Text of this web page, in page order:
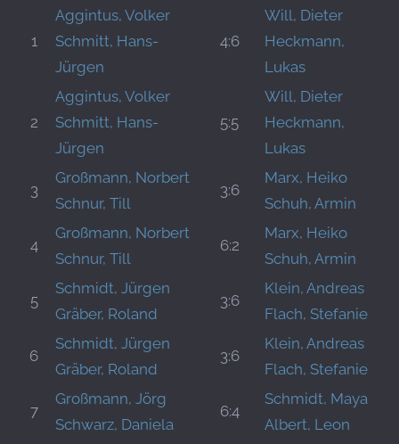
1
Aggintus, Volker
Schmitt, Hans-
Jürgen
4:6
Will, Dieter
Heckmann,
Lukas
2
Aggintus, Volker
Schmitt, Hans-
Jürgen
5:5
Will, Dieter
Heckmann,
Lukas
3
Großmann, Norbert
Schnur, Till
3:6
Marx, Heiko
Schuh, Armin
4
Großmann, Norbert
Schnur, Till
6:2
Marx, Heiko
Schuh, Armin
5
Schmidt, Jürgen
Gräber, Roland
3:6
Klein, Andreas
Flach, Stefanie
6
Schmidt, Jürgen
Gräber, Roland
3:6
Klein, Andreas
Flach, Stefanie
7
Großmann, Jörg
Schwarz, Daniela
6:4
Schmidt, Maya
Albert, Leon